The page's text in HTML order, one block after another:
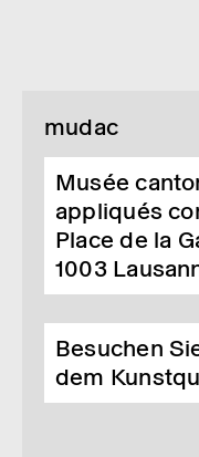
mudac
Musée
appliqués
Place de la
1003
Besuchen
dem